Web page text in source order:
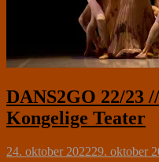
DANS2GO 22/23
Kongelige Teater
24. oktober 202229. oktober